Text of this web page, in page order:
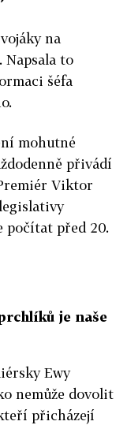
na
to
šéfa
mohutné
přivádí
Viktor
počítat před 20.
je naše
Ewy
nemůže dovolit
přicházejí